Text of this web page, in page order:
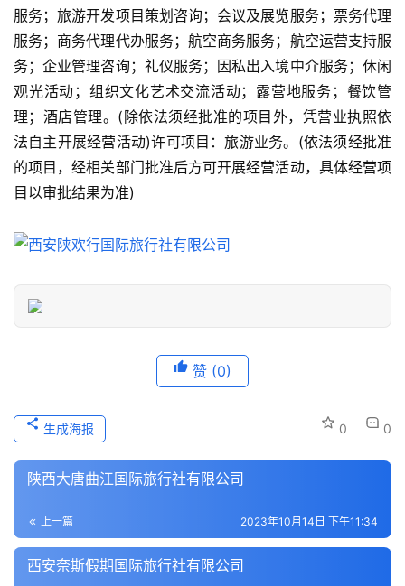
产
热
门
景
点
旅
信
息
历
导
游
之
家
本
地
生
服务；旅游开发项目策划咨询；会议及展览服务；票务代理
服务；商务代理代办服务；航空商务服务；航空运营支持服
务；企业管理咨询；礼仪服务；因私出入境中介服务；休闲
观光活动；组织文化艺术交流活动；露营地服务；餐饮管
理；酒店管理。(除依法须经批准的项目外，凭营业执照依
法自主开展经营活动)许可项目：旅游业务。(依法须经批准
的项目，经相关部门批准后方可开展经营活动，具体经营项
目以审批结果为准)
赞 (0)
0 0
生成海报
陕西大唐曲江国际旅行社有限公司
上一篇 2023年10月14日 下午11:34
西安奈斯假期国际旅行社有限公司